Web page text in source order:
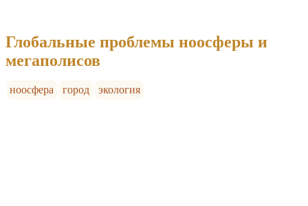
Глобальные проблемы ноосферы и
мегаполисов
ноосфера город экология